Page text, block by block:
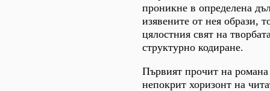
проникне в определена
изявените от нея образи,
цялостния свят на
структурно кодиране.
Първият прочит на
непокрит хоризонт на